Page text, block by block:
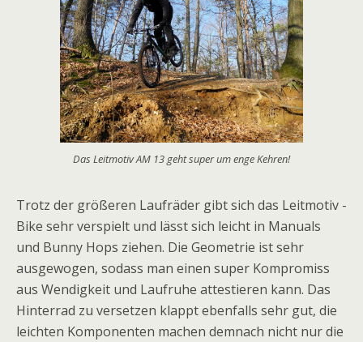
Das Leitmotiv AM 13 geht super um enge Kehren!
Trotz der größeren Laufräder gibt sich das Leitmotiv -
Bike sehr verspielt und lässt sich leicht in Manuals
und Bunny Hops ziehen. Die Geometrie ist sehr
ausgewogen, sodass man einen super Kompromiss
aus Wendigkeit und Laufruhe attestieren kann. Das
Hinterrad zu versetzen klappt ebenfalls sehr gut, die
leichten Komponenten machen demnach nicht nur die